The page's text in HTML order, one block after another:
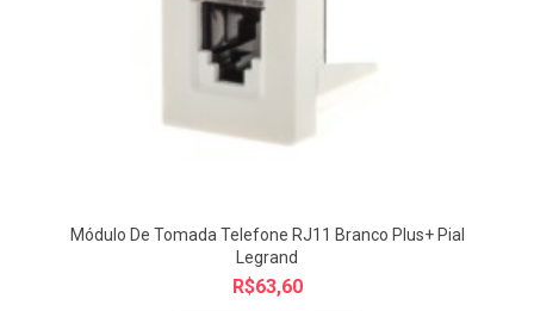
Módulo De Tomada Telefone RJ11 Branco Plus+ Pial
Legrand
R$63,60